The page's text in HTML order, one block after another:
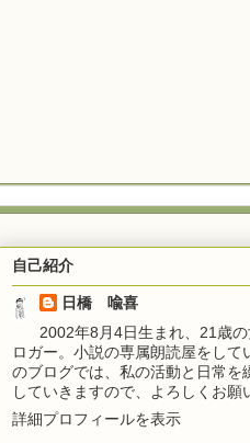
自己紹介
日橋 喩喜
2002年8月4日生まれ、21歳
ロガー。小説の専属朗読屋をして
のブログでは、私の活動と日常を
していきますので、よろしくお願
詳細プロフィールを表示